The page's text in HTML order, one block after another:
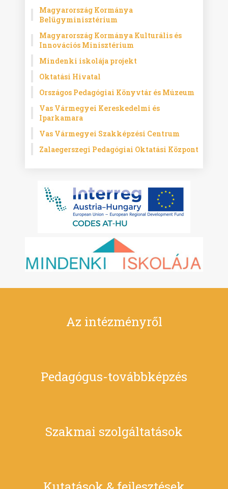
Magyarország Kormánya
Belügyminisztérium
Magyarország Kormánya Kulturális és
Innovációs Minisztérium
Mindenki iskolája projekt
Oktatási Hivatal
Országos Pedagógiai Könyvtár és Múzeum
Vas Vármegyei Kereskedelmi és
Iparkamara
Vas Vármegyei Szakképzési Centrum
Zalaegerszegi Pedagógiai Oktatási Központ
Az intézményről
Pedagógus-továbbképzés
Szakmai szolgáltatások